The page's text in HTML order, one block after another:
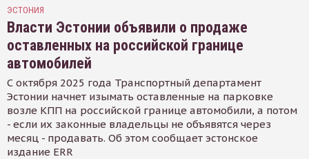
ЭСТОНИЯ
Власти Эстонии объявили о продаже
оставленных на российской границе
автомобилей
С октября 2025 года Транспортный департамент
Эстонии начнет изымать оставленные на парковке
возле КПП на российской границе автомобили, а потом
- если их законные владельцы не объявятся через
месяц - продавать. Об этом сообщает эстонское
издание ERR